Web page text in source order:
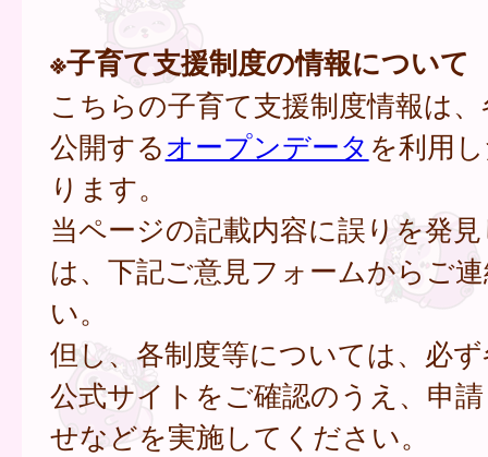
※子育て支援制度の情報について
こちらの子育て支援制度情報は
公開するオープンデータ を利用
ります。
当ページの記載内容に誤りを発
は、下記ご意見フォームからご
い。
但し、各制度等については、必
公式サイトをご確認のうえ、申
せなどを実施してください。